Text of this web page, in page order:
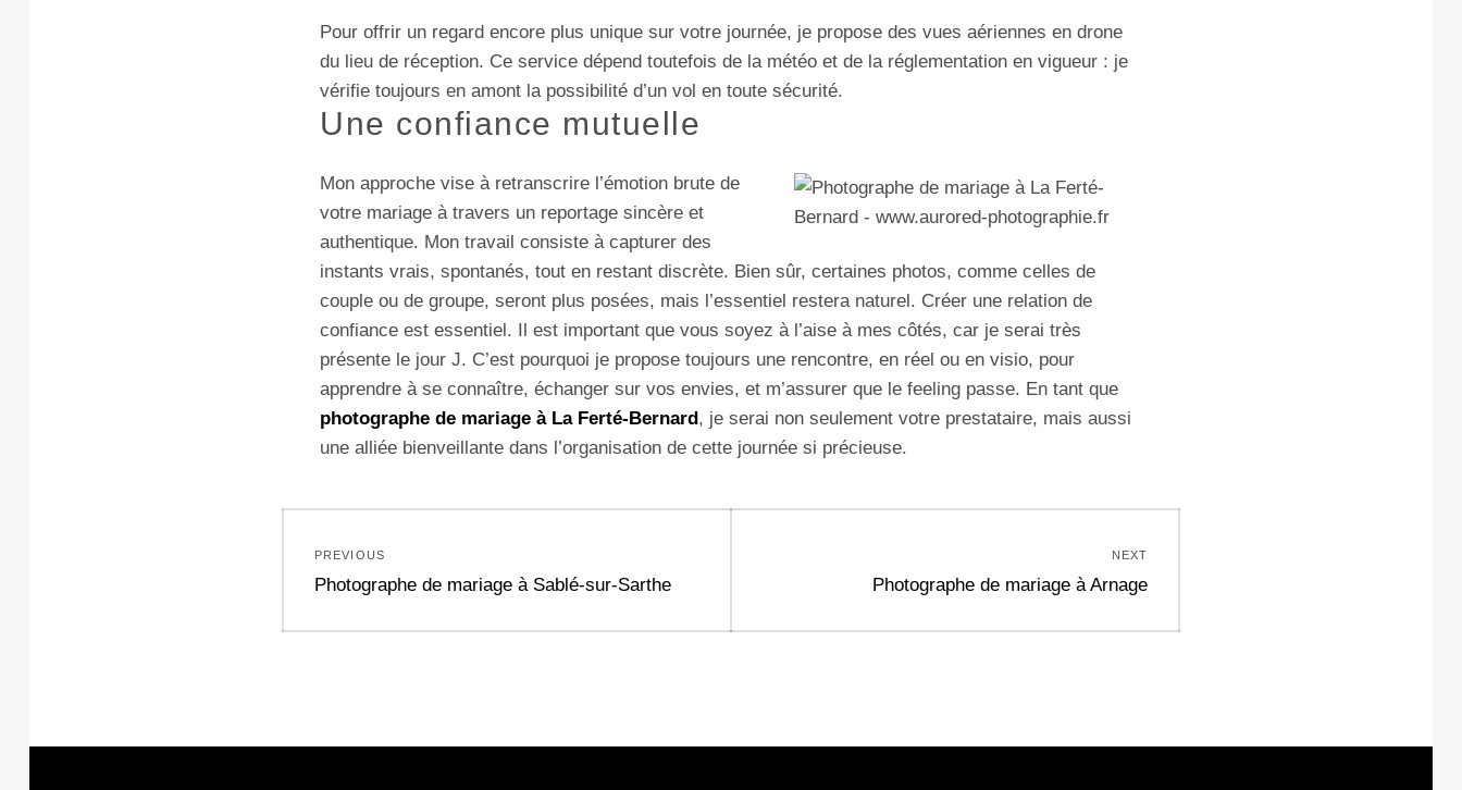
Pour offrir un regard encore plus unique sur votre journée, je propose des vues aériennes en drone
du lieu de réception. Ce service dépend toutefois de la météo et de la réglementation en vigueur : je
vérifie toujours en amont la possibilité d’un vol en toute sécurité.
Une confiance mutuelle
Mon approche vise à retranscrire l’émotion brute de
votre mariage à travers un reportage sincère et
authentique. Mon travail consiste à capturer des
instants vrais, spontanés, tout en restant discrète. Bien sûr, certaines photos, comme celles de
couple ou de groupe, seront plus posées, mais l’essentiel restera naturel. Créer une relation de
confiance est essentiel. Il est important que vous soyez à l’aise à mes côtés, car je serai très
présente le jour J. C’est pourquoi je propose toujours une rencontre, en réel ou en visio, pour
apprendre à se connaître, échanger sur vos envies, et m’assurer que le feeling passe. En tant que
photographe de mariage à La Ferté-Bernard, je serai non seulement votre prestataire, mais aussi
une alliée bienveillante dans l’organisation de cette journée si précieuse.
de
l’article
PREVIOUS
Previous
Photographe de mariage à Sablé-sur-Sarthe
NEXT
Next
Photographe de mariage à Arnage